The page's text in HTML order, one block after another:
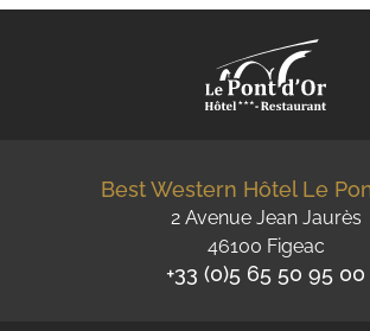
Best Western Hôtel Le
2 Avenue Jean Jaurès
46100 Figeac
+33 (0)5 65 50 95 00